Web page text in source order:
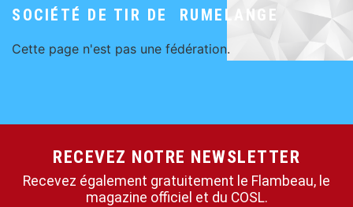
SOCIÉTÉ DE TIR DE RUMELANGE
Cette page n'est pas une fédération.
RECEVEZ NOTRE NEWSLETTER
Recevez également gratuitement le Flambeau, le
magazine officiel et du COSL.